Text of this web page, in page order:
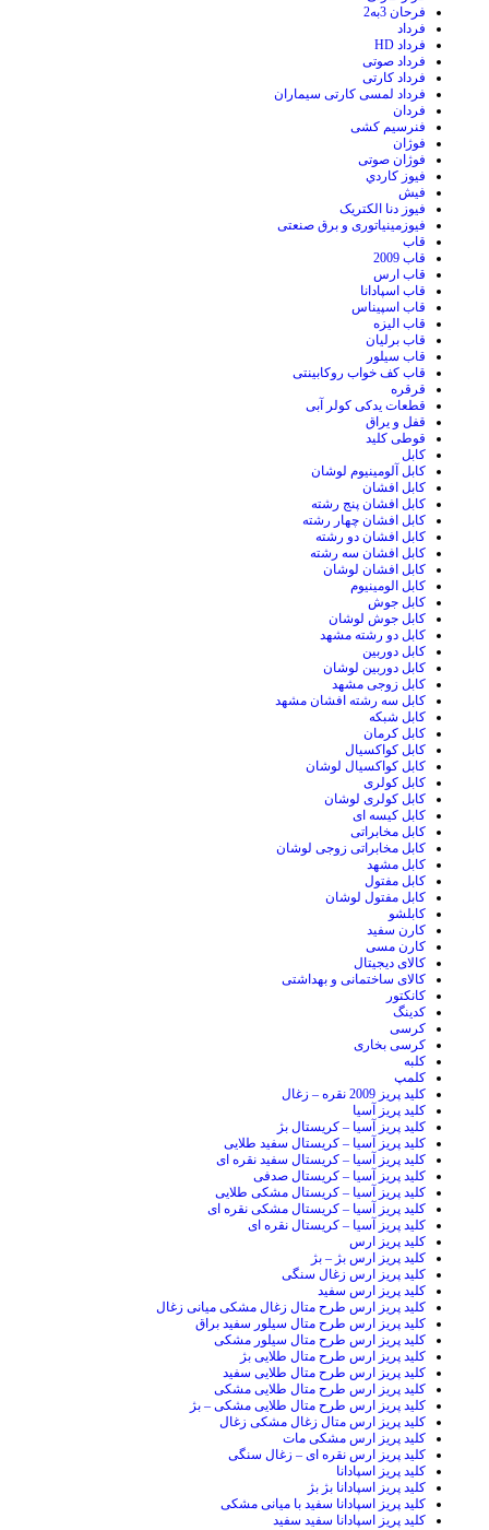
فرحان 3به2
فرداد
فرداد HD
فرداد صوتی
فرداد کارتی
فرداد لمسی کارتی سیماران
فردان
فنرسیم کشی
فوژان
فوژان صوتی
فيوز کاردي
فیش
فیوز دنا الکتریک
فیوزمینیاتوری و برق صنعتی
قاب
قاب 2009
قاب ارس
قاب اسپادانا
قاب اسپیناس
قاب الیزه
قاب برلیان
قاب سیلور
قاب کف خواب روکابینتی
قرقره
قطعات یدکی کولر آبی
قفل و یراق
قوطی کلید
کابل
کابل آلومینیوم لوشان
کابل افشان
کابل افشان پنج رشته
کابل افشان چهار رشته
کابل افشان دو رشته
کابل افشان سه رشته
کابل افشان لوشان
کابل الومینیوم
کابل جوش
کابل جوش لوشان
کابل دو رشته مشهد
کابل دوربین
کابل دوربین لوشان
کابل زوجی مشهد
کابل سه رشته افشان مشهد
کابل شبکه
کابل کرمان
کابل کواکسیال
کابل کواکسیال لوشان
کابل کولری
کابل کولری لوشان
کابل کیسه ای
کابل مخابراتی
کابل مخابراتی زوجی لوشان
کابل مشهد
کابل مفتول
کابل مفتول لوشان
کابلشو
کارن سفید
کارن مسی
کالای دیجیتال
کالای ساختمانی و بهداشتی
کانکتور
کدینگ
کرسی
کرسی بخاری
کلبه
کلمپ
کلید پریز 2009 نقره – زغال
کلید پریز آسیا
کلید پریز آسیا – کریستال بژ
کلید پریز آسیا – کریستال سفید طلایی
کلید پریز آسیا – کریستال سفید نقره ای
کلید پریز آسیا – کریستال صدفی
کلید پریز آسیا – کریستال مشکی طلایی
کلید پریز آسیا – کریستال مشکی نقره ای
کلید پریز آسیا – کریستال نقره ای
کلید پریز ارس
کلید پریز ارس بژ – بژ
کلید پریز ارس زغال سنگی
کلید پریز ارس سفید
کلید پریز ارس طرح متال زغال مشکی میانی زغال
کلید پریز ارس طرح متال سیلور سفید براق
کلید پریز ارس طرح متال سیلور مشکی
کلید پریز ارس طرح متال طلایی بژ
کلید پریز ارس طرح متال طلایی سفید
کلید پریز ارس طرح متال طلایی مشکی
کلید پریز ارس طرح متال طلایی مشکی – بژ
کلید پریز ارس متال زغال مشکی زغال
کلید پریز ارس مشکی مات
کلید پریز ارس نقره ای – زغال سنگی
کلید پریز اسپادانا
کلید پریز اسپادانا بژ بژ
کلید پریز اسپادانا سفید با میانی مشکی
کلید پریز اسپادانا سفید سفید